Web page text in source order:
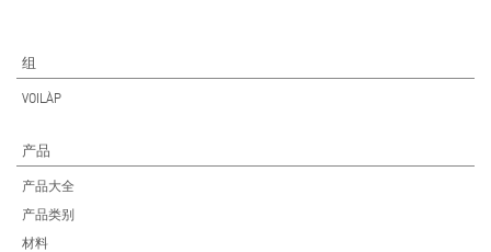
组
VOILÀP
产品
产品大全
产品类别
材料